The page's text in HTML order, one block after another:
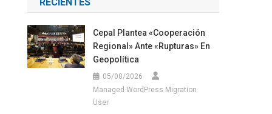
Cepal Plantea «cooperación
Regional» Ante «rupturas» En
Geopolítica
05/08/2026
Managed WordPress Migration
User